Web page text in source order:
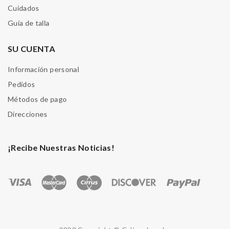
Cuidados
Guía de talla
SU CUENTA
Información personal
Pedidos
Métodos de pago
Direcciones
¡Recibe Nuestras Noticias!